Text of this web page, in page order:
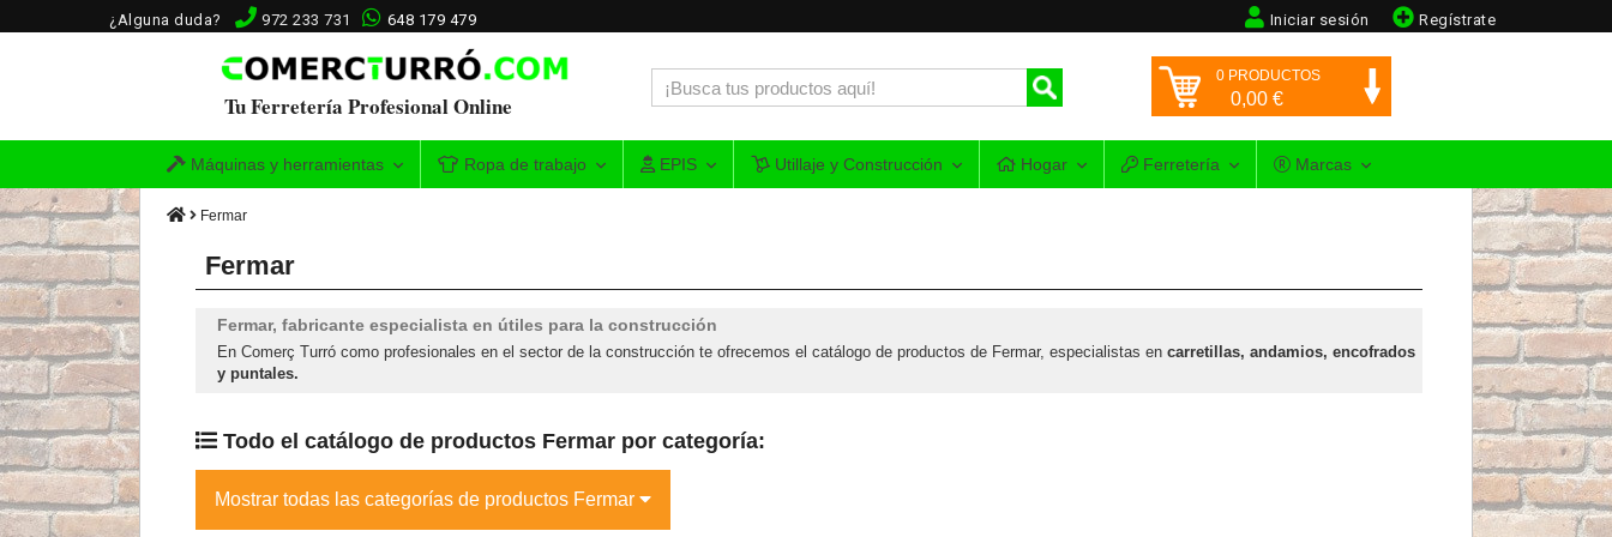
¿Alguna duda? 972 233 731 648 179 479 Regístrate
Iniciar sesión
Tu Ferretería Profesional Online
0 PRODUCTOS
0,00 €
Máquinas y herramientas Ropa de trabajo EPIS Utillaje y Construcción Hogar Ferretería Marcas
Fermar
Fermar
Fermar, fabricante especialista en útiles para la construcción
En Comerç Turró como profesionales en el sector de la construcción te ofrecemos el catálogo de productos de Fermar, especialistas encarretillas, andamios, encofrados
y puntales.
Todo el catálogo de productos Fermar por categoría:
Mostrar todas las categorías de productos Fermar